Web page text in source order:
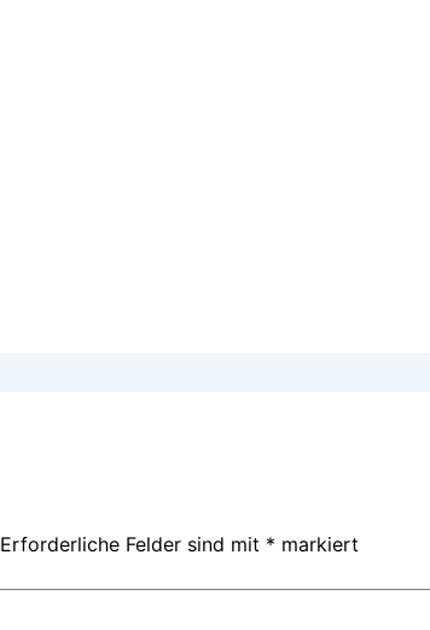
Erforderliche Felder sind mit * markiert